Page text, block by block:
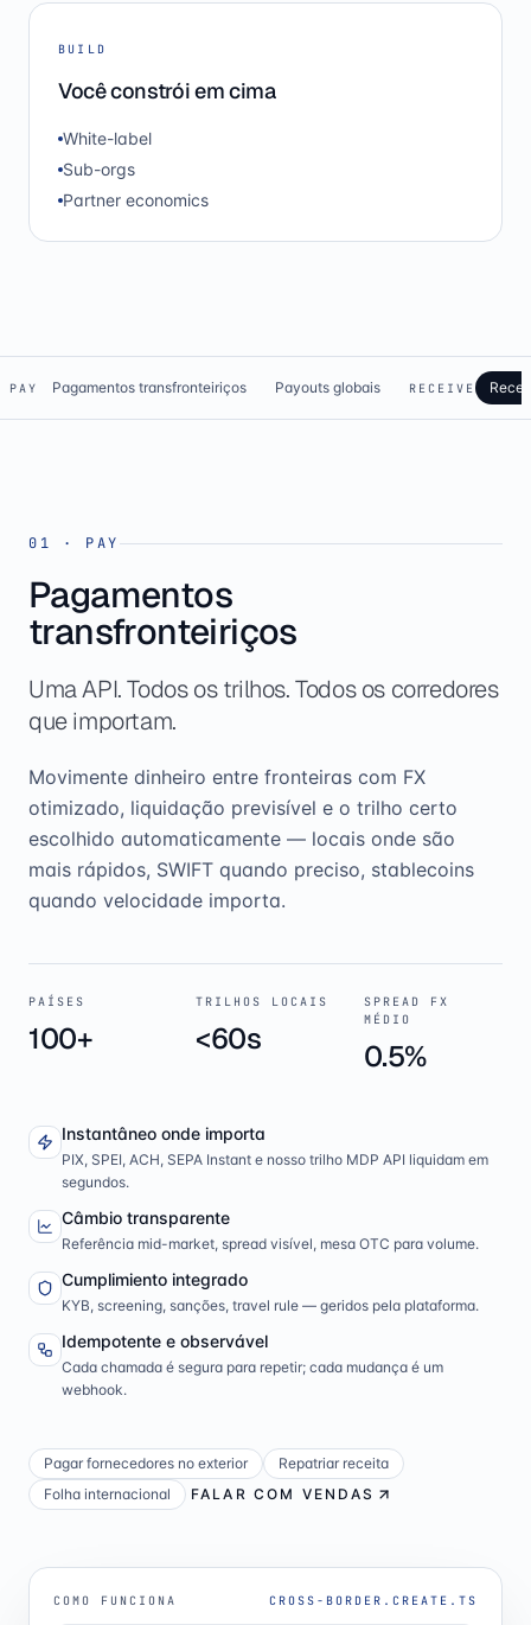
BUILD
Você constrói em cima
White-label
Sub-orgs
Partner economics
PAY Pagamentos transfronteiriços Payouts globais RECEIVE
01 · PAY
Pagamentos
transfronteiriços
Uma API. Todos os trilhos. Todos os corredores
que importam.
Movimente dinheiro entre fronteiras com FX
otimizado, liquidação previsível e o trilho certo
escolhido automaticamente — locais onde são
mais rápidos, SWIFT quando preciso, stablecoins
quando velocidade importa.
PAÍSES
100+
TRILHOS LOCAIS
<60s
SPREAD FX
MÉDIO
0.5%
Instantâneo onde importa
PIX, SPEI, ACH, SEPA Instant e nosso trilho MDP API liquidam em
segundos.
Câmbio transparente
Referência mid-market, spread visível, mesa OTC para volume.
Cumplimiento integrado
KYB, screening, sanções, travel rule — geridos pela plataforma.
Idempotente e observável
Cada chamada é segura para repetir; cada mudança é um
webhook.
Pagar fornecedores no exterior
Repatriar receita
Folha internacional
FALAR COM VENDAS
COMO FUNCIONA CROSS-BORDER.CREATE.TS